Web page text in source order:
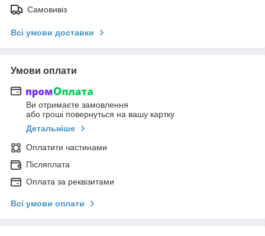
Самовивіз
Всі умови доставки
Умови оплати
Ви отримаєте замовлення
або гроші повернуться на вашу картку
Детальніше
Оплатити частинами
Післяплата
Оплата за реквізитами
Всі умови оплати